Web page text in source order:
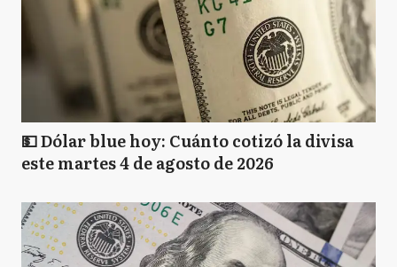
💵 Dólar blue hoy: Cuánto cotizó la divisa
este martes 4 de agosto de 2026